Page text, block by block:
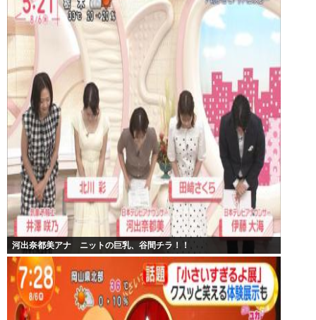
河出奈都美アナ ニットの巨乳、谷間チラ！！